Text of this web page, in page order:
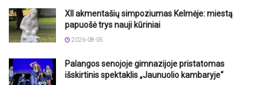
XII akmentašių simpoziumas Kelmėje: miestą
papuošė trys nauji kūriniai
2026-08-05
Palangos senojoje gimnazijoje pristatomas
išskirtinis spektaklis „Jaunuolio kambaryje“